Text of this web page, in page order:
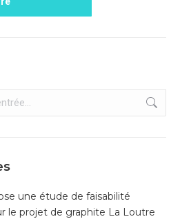
une étude de faisabilité
le projet de graphite La Loutre